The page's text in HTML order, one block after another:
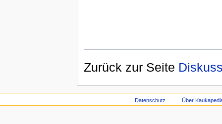
Zurück zur Seite
Datenschutz Über